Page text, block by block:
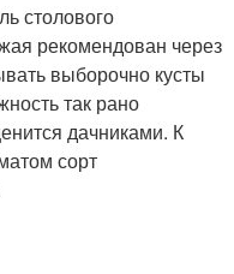
столового
рекомендован через
выборочно кусты
так рано
дачниками. К
сорт